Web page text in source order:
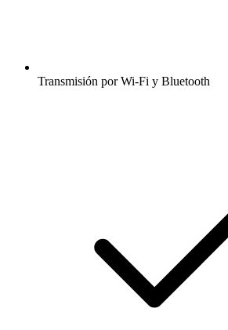
Transmisión por Wi-Fi y Bluetooth